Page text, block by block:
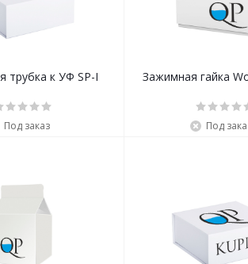
трубка к УФ SP-I
Под заказ
Зажимная гайка
Под